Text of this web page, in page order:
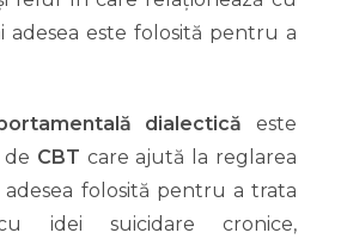
adesea este folosită pentru a
dialectică este
CBT care ajută la reglarea
adesea folosită pentru a trata
idei suicidare cronice,